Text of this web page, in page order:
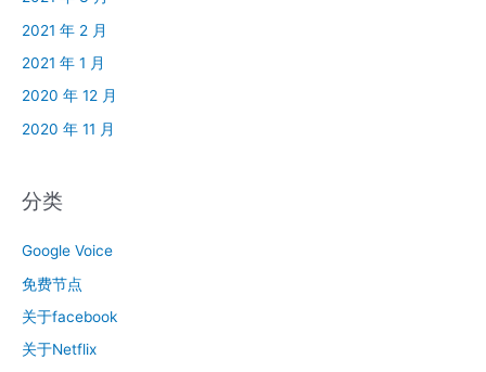
2021 年 2 月
2021 年 1 月
2020 年 12 月
2020 年 11 月
分类
Google Voice
免费节点
关于facebook
关于Netflix